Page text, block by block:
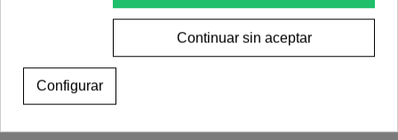
Añadir al carrito Ver más
Continuar sin aceptar
Configurar